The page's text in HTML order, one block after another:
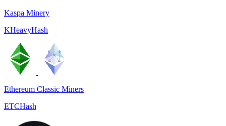
Kaspa Minery
KHeavyHash
Ethereum Classic Miners
ETCHash